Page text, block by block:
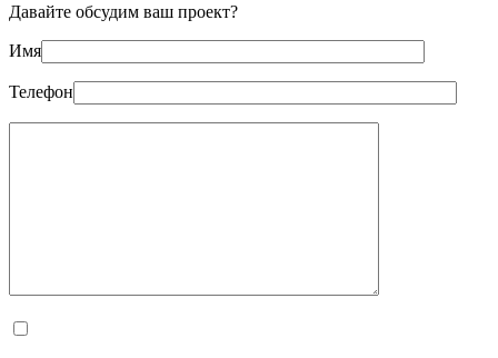
Давайте обсудим ваш проект?
Имя
Телефон